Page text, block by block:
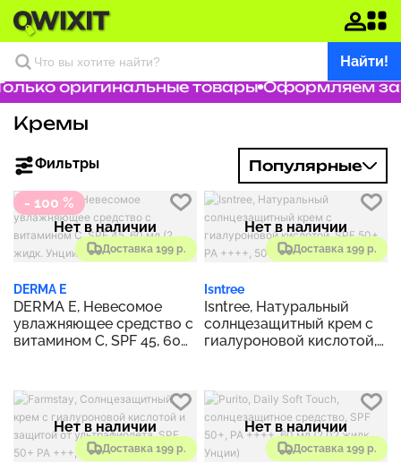
Найти!
оригинальные товары Оформляем
Кремы
Фильтры Популярные
- 100 %
Доставка 199 р.
Нет в наличии
DERMA E
DERMA E, Невесомое
увлажняющее средство с
витамином C, SPF 45, 60
Доставка 199 р.
Нет в наличии
Isntree
Isntree, Натуральный
солнцезащитный крем с
гиалуроновой кислотой,
Доставка 199 р.
Нет в наличии
Доставка 199 р.
Нет в наличии